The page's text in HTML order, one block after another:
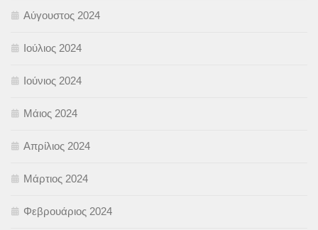
Αύγουστος 2024
Ιούλιος 2024
Ιούνιος 2024
Μάιος 2024
Απρίλιος 2024
Μάρτιος 2024
Φεβρουάριος 2024